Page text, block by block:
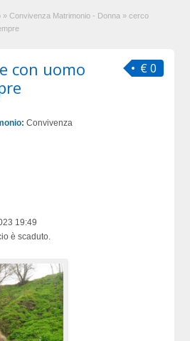
» Convivenza Matrimonio - Donna » cerco
€ 0
con uomo
Convivenza
19:49
è scaduto.